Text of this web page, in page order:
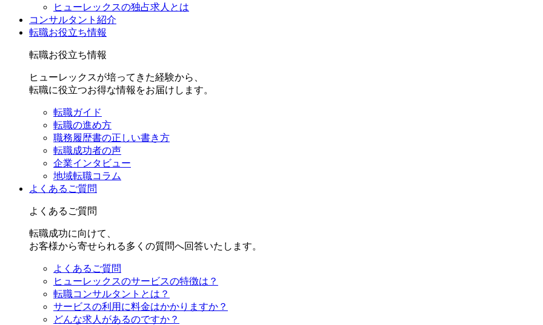
ヒューレックスの独占求人とは
コンサルタント紹介
転職お役立ち情報
転職お役立ち情報
ヒューレックスが培ってきた経験から、
転職に役立つお得な情報をお届けします。
転職ガイド
転職の進め方
職務履歴書の正しい書き方
転職成功者の声
企業インタビュー
地域転職コラム
よくあるご質問
よくあるご質問
転職成功に向けて、
お客様から寄せられる多くの質問へ回答いたします。
よくあるご質問
ヒューレックスのサービスの特徴は？
転職コンサルタントとは？
サービスの利用に料金はかかりますか？
どんな求人があるのですか？